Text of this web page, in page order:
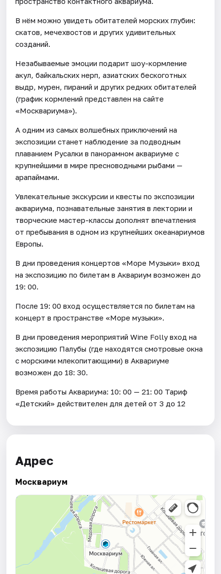
В нём можно увидеть обитателей морских глубин:
скатов, мечехвостов и других удивительных
созданий.
Незабываемые эмоции подарит шоу-кормление
акул, байкальских нерп, азиатских бескоготных
выдр, мурен, пираний и других редких обитателей
(график кормлений представлен на сайте
«Москвариума»).
А одним из самых волшебных приключений на
экспозиции станет наблюдение за подводным
плаванием Русалки в панорамном аквариуме с
крупнейшими в мире пресноводными рыбами —
арапаймами.
Увлекательные экскурсии и квесты по экспозиции
аквариума, познавательные занятия в лектории и
творческие мастер-классы дополнят впечатления
от пребывания в одном из крупнейших океанариумов
Европы.
В дни проведения концертов «Море Музыки» вход
на экспозицию по билетам в Аквариум возможен до
19: 00.
После 19: 00 вход осуществляется по билетам на
концерт в пространстве «Море музыки».
В дни проведения мероприятий Wine Folly вход на
экспозицию Палубы (где находятся смотровые окна
с морскими млекопитающими) в Аквариуме
возможен до 18: 30.
Время работы Аквариума: 10: 00 — 21: 00 Тариф
«Детский» действителен для детей от 3 до 12
Адрес
Москвариум